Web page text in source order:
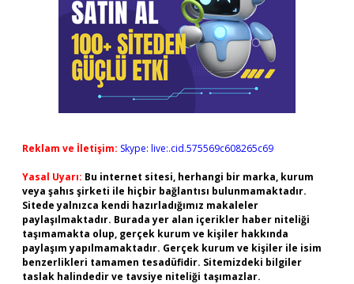
Reklam ve İletişim: Skype: live:.cid.575569c608265c69
Yasal Uyarı: Bu internet sitesi, herhangi bir marka, kurum
veya şahıs şirketi ile hiçbir bağlantısı bulunmamaktadır.
Sitede yalnızca kendi hazırladığımız makaleler
paylaşılmaktadır. Burada yer alan içerikler haber niteliği
taşımamakta olup, gerçek kurum ve kişiler hakkında
paylaşım yapılmamaktadır. Gerçek kurum ve kişiler ile isim
benzerlikleri tamamen tesadüfidir. Sitemizdeki bilgiler
taslak halindedir ve tavsiye niteliği taşımazlar.